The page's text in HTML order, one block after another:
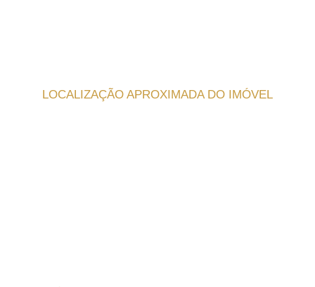
LOCALIZAÇÃO APROXIMADA DO IMÓVEL